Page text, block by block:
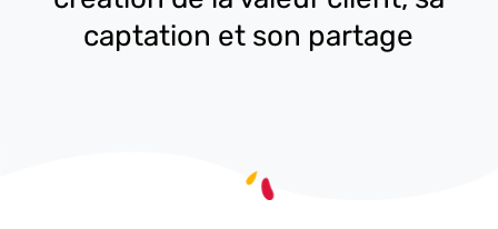
captation et son partage